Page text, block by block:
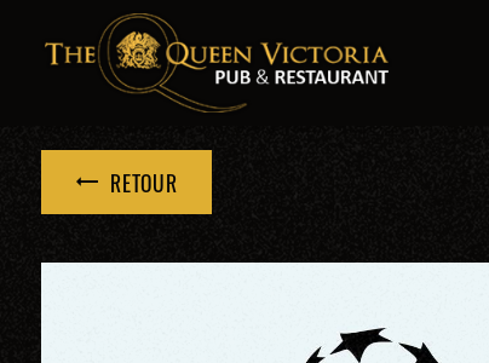
RETOUR
Panneau de gestion des cookies